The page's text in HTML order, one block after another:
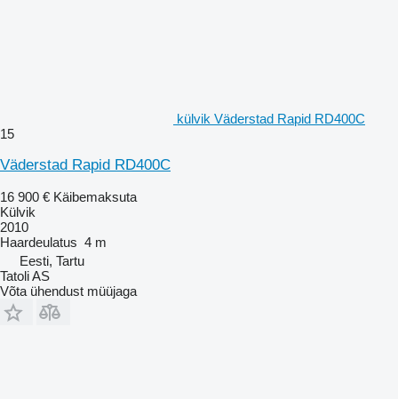
külvik Väderstad Rapid RD400C
15
Väderstad Rapid RD400C
16 900 € Käibemaksuta
Külvik
2010
Haardeulatus 4 m
Eesti, Tartu
Tatoli AS
Võta ühendust müüjaga